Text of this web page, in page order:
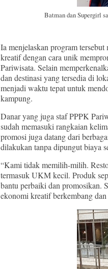
Batman dan Supergirl
Ia menjelaskan program
kreatif dengan cara unik
Pariwisata. Selain
dan destinasi yang tersedia di
menjadi waktu tepat untuk
kampung.
Danar yang juga staf PPPK
sudah memasuki rangkaian
promosi juga datang dari
dilakukan tanpa dipungut biaya
“Kami tidak memilih-milih.
termasuk UKM kecil. Produk
bantu perbaiki dan promosikan.
ekonomi kreatif berkembang